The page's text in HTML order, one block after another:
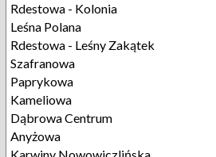
Rdestowa - Kolonia
Leśna Polana
Rdestowa - Leśny Zakątek
Szafranowa
Paprykowa
Kameliowa
Dąbrowa Centrum
Anyżowa